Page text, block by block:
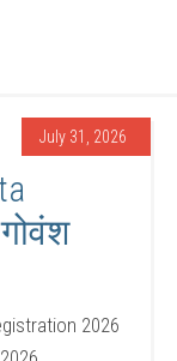
July 31, 2026
2026